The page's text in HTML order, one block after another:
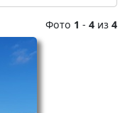
Фото 1 -4 из4